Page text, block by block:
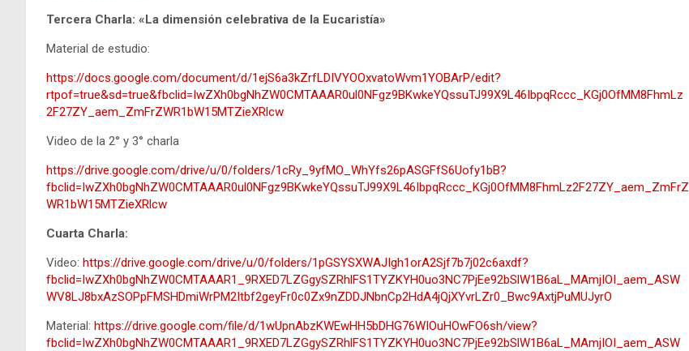
Tercera Charla: «La dimensión celebrativa de la Eucaristía»
Material de estudio:
https://docs.google.com/document/d/1ejS6a3kZrfLDIVYOOxvatoWvm1YOBArP/edit?
rtpof=true&sd=true&fbclid=IwZXh0bgNhZW0CMTAAAR0ul0NFgz9BKwkeYQssuTJ99X9L46IbpqRccc_KGj0OfMM8FhmLz
2F27ZY_aem_ZmFrZWR1bW15MTZieXRlcw
Video de la 2° y 3° charla
https://drive.google.com/drive/u/0/folders/1cRy_9yfMO_WhYfs26pASGFfS6Uofy1bB?
fbclid=IwZXh0bgNhZW0CMTAAAR0ul0NFgz9BKwkeYQssuTJ99X9L46IbpqRccc_KGj0OfMM8FhmLz2F27ZY_aem_ZmFrZ
WR1bW15MTZieXRlcw
Cuarta Charla:
Video: https://drive.google.com/drive/u/0/folders/1pGSYSXWAJIgh1orA2Sjf7b7j02c6axdf?
fbclid=IwZXh0bgNhZW0CMTAAAR1_9RXED7LZGgySZRhlFS1TYZKYH0uo3NC7PjEe92bSlW1B6aL_MAmjIOI_aem_ASW
WV8LJ8bxAzSOPpFMSHDmiWrPM2Itbf2geyFr0c0Zx9nZDDJNbnCp2HdA4jQjXYvrLZr0_Bwc9AxtjPuMUJyrO
Material: https://drive.google.com/file/d/1wUpnAbzKWEwHH5bDHG76WIOuHOwFO6sh/view?
fbclid=IwZXh0bgNhZW0CMTAAAR1_9RXED7LZGgySZRhlFS1TYZKYH0uo3NC7PjEe92bSlW1B6aL_MAmjIOI_aem_ASW